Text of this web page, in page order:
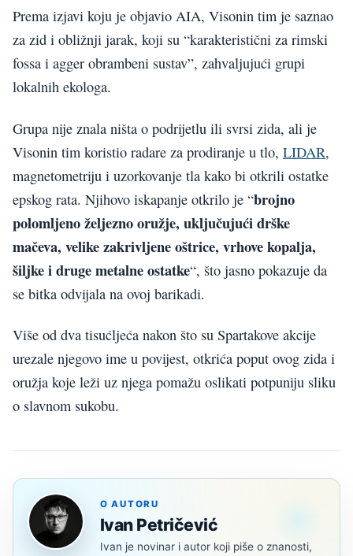
Prema izjavi koju je objavio AIA, Visonin tim je saznao
za zid i obližnji jarak, koji su “karakteristični za rimski
fossa i agger obrambeni sustav”, zahvaljujući grupi
lokalnih ekologa.
Grupa nije znala ništa o podrijetlu ili svrsi zida, ali je
Visonin tim koristio radare za prodiranje u tlo, LIDAR,
magnetometriju i uzorkovanje tla kako bi otkrili ostatke
epskog rata. Njihovo iskapanje otkrilo je “brojno
polomljeno željezno oružje, uključujući drške
mačeva, velike zakrivljene oštrice, vrhove kopalja,
šiljke i druge metalne ostatke“, što jasno pokazuje da
se bitka odvijala na ovoj barikadi.
Više od dva tisućljeća nakon što su Spartakove akcije
urezale njegovo ime u povijest, otkrića poput ovog zida i
oružja koje leži uz njega pomažu oslikati potpuniju sliku
o slavnom sukobu.
O AUTORU
Ivan Petričević
Ivan je novinar i autor koji piše o znanosti,